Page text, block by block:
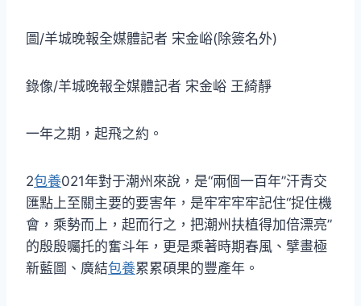
圖/羊城晚報全媒體記者 宋金峪(除簽名外)
錄像/羊城晚報全媒體記者 宋金峪 王綺靜
一年之期，起飛之約。
2包養021年對于潮州來說，是“兩個一百年”汗青交
匯點上至關主要的要害年，是牢牢牢牢記住“捉住機
會，乘勢而上，起而行之，把潮州扶植得加倍漂亮”
的殷殷囑托的奮斗年，更是乘著時期春風、擘畫極
新藍圖、廣結包養累累碩果的豐產年。